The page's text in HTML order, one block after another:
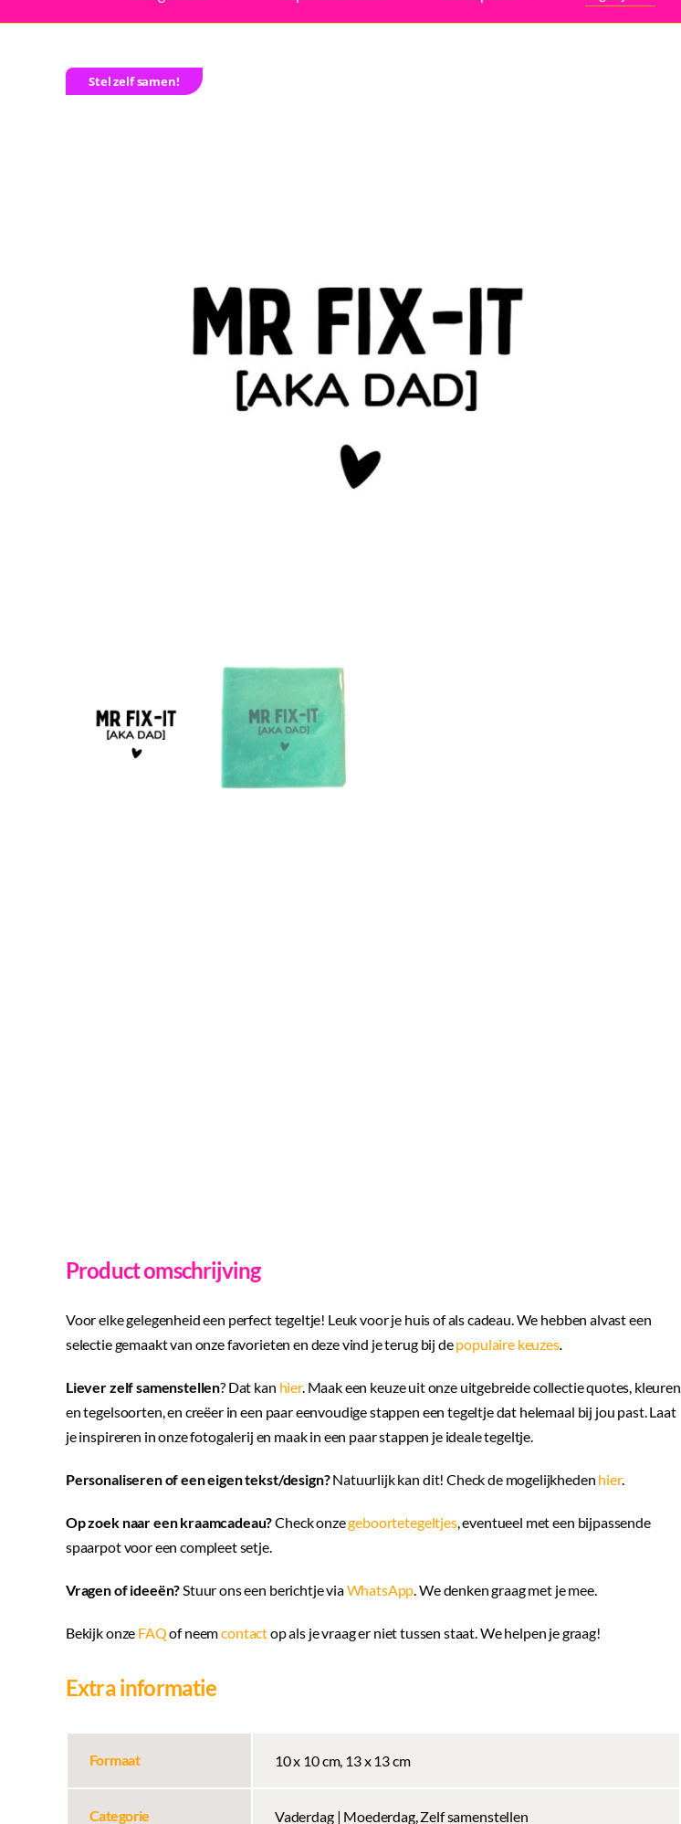
Stel zelf samen!
Product omschrijving
Voor elke gelegenheid een perfect tegeltje! Leuk voor je huis of als cadeau. We hebben alvast een
selectie gemaakt van onze favorieten en deze vind je terug bij depopulaire keuzes.
Liever zelf samenstellen? Dat kan hier. Maak een keuze uit onze uitgebreide collectie quotes, kleuren
en tegelsoorten, en creëer in een paar eenvoudige stappen een tegeltje dat helemaal bij jou past. Laat
je inspireren in onze fotogalerij en maak in een paar stappen je ideale tegeltje.
Personaliseren of een eigen tekst/design?Natuurlijk kan dit! Check de mogelijkheden hier.
Op zoek naar een kraamcadeau?Check onzegeboortetegeltjes, eventueel met een bijpassende
spaarpot voor een compleet setje.
Vragen of ideeën? Stuur ons een berichtje viaWhatsApp . We denken graag met je mee.
Bekijk onze FAQof neemcontactop als je vraag er niet tussen staat. We helpen je graag!
Extra informatie
Formaat 10 x 10 cm, 13 x 13 cm
Categorie Vaderdag | Moederdag, Zelf samenstellen